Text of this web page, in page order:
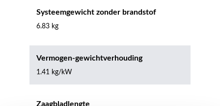
Systeemgewicht zonder brandstof
6.83 kg
Vermogen-gewichtverhouding
1.41 kg/kW
Zaagbladlengte